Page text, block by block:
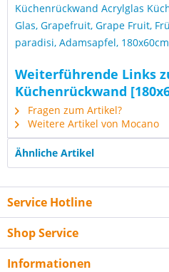
Küchenrückwand Acrylglas
Glas, Grapefruit, Grape Fruit,
paradisi, Adamsapfel,
Weiterführende Links
Küchenrückwand
Fragen zum Artikel?
Weitere Artikel von Mocano
Ähnliche Artikel
Service Hotline
Shop Service
Informationen